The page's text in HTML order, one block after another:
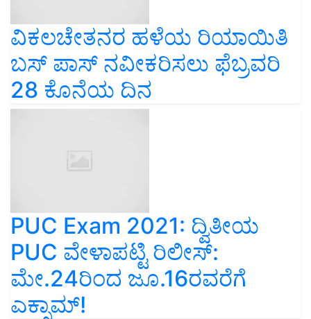
ವಿಕಲಚೇತನರ ಹಳೆಯ ರಿಯಾಯಿತಿ
ಬಸ್ ಪಾಸ್ ನವೀಕರಿಸಲು ಫೆಬ್ರವರಿ
28 ಕೊನೆಯ ದಿನ
PUC Exam 2021: ದ್ವಿತೀಯ
PUC ವೇಳಾಪಟ್ಟಿ ರಿಲೀಸ್:
ಮೇ.24ರಿಂದ ಜೂ.16ರವರೆಗೆ
ಎಕ್ಸಾಮ್!